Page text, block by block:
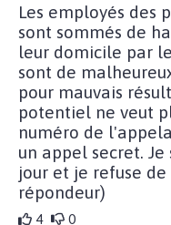
Les employés des
sont sommés de
leur domicile par
sont de
pour mauvais
potentiel ne veut
numéro de
un appel secret.
jour et je refuse
répondeur)
4 0